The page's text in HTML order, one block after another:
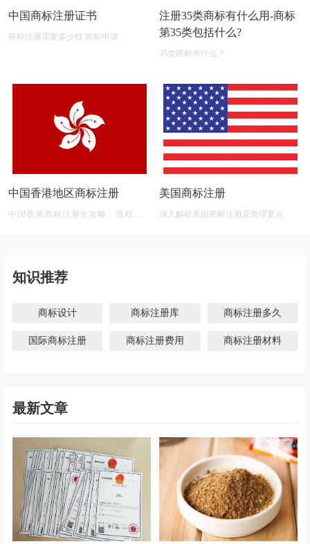
中国商标注册证书
商标注册需要多少钱 商标申请
注册35类商标有什么用-商标
第35类包括什么?
35类商标有什么？
中国香港地区商标注册
中国香港商标注册全攻略：流程、材
美国商标注册
深入解析美国商标注册及管理要点
知识推荐
商标设计 商标注册库 商标注册多久
国际商标注册 商标注册费用 商标注册材料
最新文章